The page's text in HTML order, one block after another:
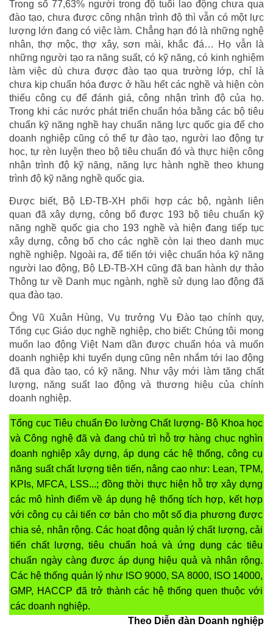
Trong số 77,63% người trong độ tuổi lao động chưa qua
đào tạo, chưa được công nhận trình độ thì vẫn có một lực
lượng lớn đang có việc làm. Chẳng hạn đó là những nghệ
nhân, thợ mộc, thợ xây, sơn mài, khắc đá… Họ vẫn là
những người tạo ra năng suất, có kỹ năng, có kinh nghiệm
làm việc dù chưa được đào tạo qua trường lớp, chỉ là
chưa kịp chuẩn hóa được ở hầu hết các nghề và hiện còn
thiếu công cụ để đánh giá, công nhận trình độ của họ.
Trong khi các nước phát triển chuẩn hóa bằng các bộ tiêu
chuẩn kỹ năng nghề hay chuẩn năng lực quốc gia để cho
doanh nghiệp cũng có thể tự đào tạo, người lao động tự
học, tự rèn luyện theo bộ tiêu chuẩn đó và thực hiện công
nhận trình độ kỹ năng, năng lực hành nghề theo khung
trình độ kỹ năng nghề quốc gia.
Được biết, Bộ LĐ-TB-XH phối hợp các bộ, ngành liên
quan đã xây dựng, công bố được 193 bộ tiêu chuẩn kỹ
năng nghề quốc gia cho 193 nghề và hiện đang tiếp tục
xây dựng, công bố cho các nghề còn lại theo danh mục
nghề nghiệp. Ngoài ra, để tiến tới việc chuẩn hóa kỹ năng
người lao động, Bộ LĐ-TB-XH cũng đã ban hành dự thảo
Thông tư về Danh mục ngành, nghề sử dụng lao động đã
qua đào tạo.
Ông Vũ Xuân Hùng, Vụ trưởng Vụ Đào tạo chính quy,
Tổng cục Giáo dục nghề nghiệp, cho biết: Chúng tôi mong
muốn lao động Việt Nam dần được chuẩn hóa và muốn
doanh nghiệp khi tuyển dụng cũng nên nhắm tới lao động
đã qua đào tạo, có kỹ năng. Như vậy mới làm tăng chất
lượng, năng suất lao động và thương hiệu của chính
doanh nghiệp.
Tổng cục Tiêu chuẩn Đo lường Chất lượng- Bộ Khoa học
và Công nghệ đã và đang chủ trì hỗ trợ hàng chục nghìn
doanh nghiệp xây dựng, áp dụng các hệ thống, công cụ
năng suất chất lượng tiên tiến, nâng cao như: Lean, TPM,
KPIs, MFCA, LSS...; đồng thời thực hiện hỗ trợ xây dựng
các mô hình điểm về áp dụng hệ thống tích hợp, kết hợp
với công cụ cải tiến cơ bản cho một số địa phương được
chia sẻ, nhân rộng. Các hoạt động quản lý chất lượng, cải
tiến chất lượng, tiêu chuẩn hoá và ứng dụng các tiêu
chuẩn ngày càng được áp dụng hiệu quả và nhân rộng.
Các hệ thống quản lý như ISO 9000, SA 8000, ISO 14000,
GMP, HACCP đã trở thành các hệ thống quen thuộc với
các doanh nghiệp.
Theo Diễn đàn Doanh nghiệp